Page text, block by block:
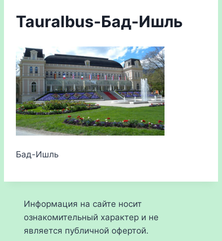
Tauralbus-Бад-Ишль
Бад-Ишль
Информация на сайте носит
ознакомительный характер и не
является публичной офертой.